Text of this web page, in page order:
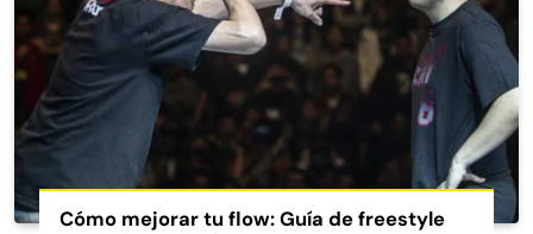
Cómo mejorar tu flow: Guía de freestyle